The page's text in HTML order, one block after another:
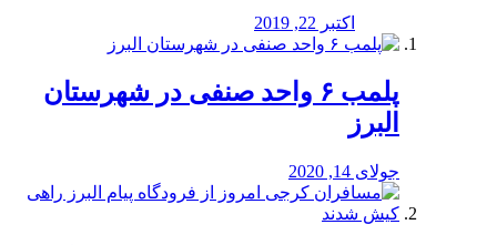
اکتبر 22, 2019
پلمب ۶ واحد صنفی در شهرستان
البرز
جولای 14, 2020